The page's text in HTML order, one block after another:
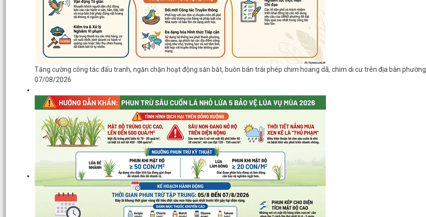
Tăng cường công tác đấu tranh, ngăn chặn hoạt động săn bắt, buôn bán trái phép chim hoang dã, chim di cư trên địa bàn phường
07/08/2026